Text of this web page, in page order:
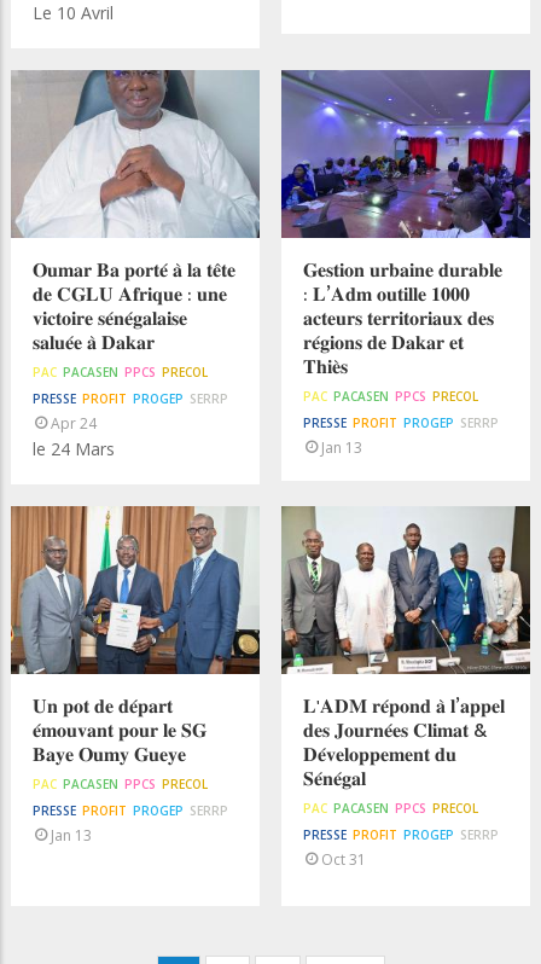
Le 10 Avril
𝐎𝐮𝐦𝐚𝐫 𝐁𝐚 𝐩𝐨𝐫𝐭𝐞́ 𝐚̀ 𝐥𝐚 𝐭𝐞̂𝐭𝐞
𝐝𝐞 𝐂𝐆𝐋𝐔 𝐀𝐟𝐫𝐢𝐪𝐮𝐞 : 𝐮𝐧𝐞
𝐯𝐢𝐜𝐭𝐨𝐢𝐫𝐞 𝐬𝐞́𝐧𝐞́𝐠𝐚𝐥𝐚𝐢𝐬𝐞
𝐬𝐚𝐥𝐮𝐞́𝐞 𝐚̀ 𝐃𝐚𝐤𝐚𝐫
PAC PACASEN PPCS PRECOL
PRESSE PROFIT PROGEP SERRP
Apr 24
le 24 Mars
𝐆𝐞𝐬𝐭𝐢𝐨𝐧 𝐮𝐫𝐛𝐚𝐢𝐧𝐞 𝐝𝐮𝐫𝐚𝐛𝐥𝐞
: 𝐋’𝐀𝐝𝐦 𝐨𝐮𝐭𝐢𝐥𝐥𝐞 𝟏𝟎𝟎𝟎
𝐚𝐜𝐭𝐞𝐮𝐫𝐬 𝐭𝐞𝐫𝐫𝐢𝐭𝐨𝐫𝐢𝐚𝐮𝐱 𝐝𝐞𝐬
𝐫𝐞́𝐠𝐢𝐨𝐧𝐬 𝐝𝐞 𝐃𝐚𝐤𝐚𝐫 𝐞𝐭
𝐓𝐡𝐢𝐞̀𝐬
PAC PACASEN PPCS PRECOL
PRESSE PROFIT PROGEP SERRP
Jan 13
𝐔𝐧 𝐩𝐨𝐭 𝐝𝐞 𝐝𝐞́𝐩𝐚𝐫𝐭
𝐞́𝐦𝐨𝐮𝐯𝐚𝐧𝐭 𝐩𝐨𝐮𝐫 𝐥𝐞 𝐒𝐆
𝐁𝐚𝐲𝐞 𝐎𝐮𝐦𝐲 𝐆𝐮𝐞𝐲𝐞
PAC PACASEN PPCS PRECOL
PRESSE PROFIT PROGEP SERRP
Jan 13
𝐋'𝐀𝐃𝐌 𝐫𝐞́𝐩𝐨𝐧𝐝 𝐚̀ 𝐥’𝐚𝐩𝐩𝐞𝐥
𝐝𝐞𝐬 𝐉𝐨𝐮𝐫𝐧𝐞́𝐞𝐬 𝐂𝐥𝐢𝐦𝐚𝐭 &
𝐃𝐞́𝐯𝐞𝐥𝐨𝐩𝐩𝐞𝐦𝐞𝐧𝐭 𝐝𝐮
𝐒𝐞́𝐧𝐞́𝐠𝐚𝐥
PAC PACASEN PPCS PRECOL
PRESSE PROFIT PROGEP SERRP
Oct 31